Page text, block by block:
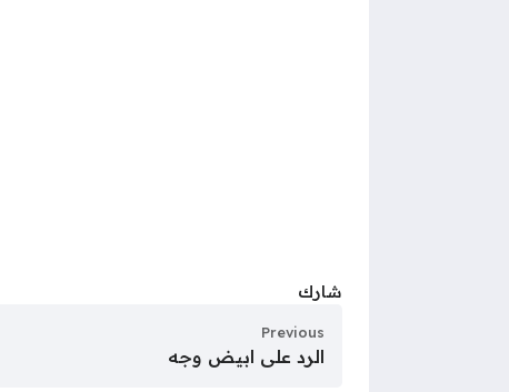
شارك
Previous
الرد على ابيض وجه